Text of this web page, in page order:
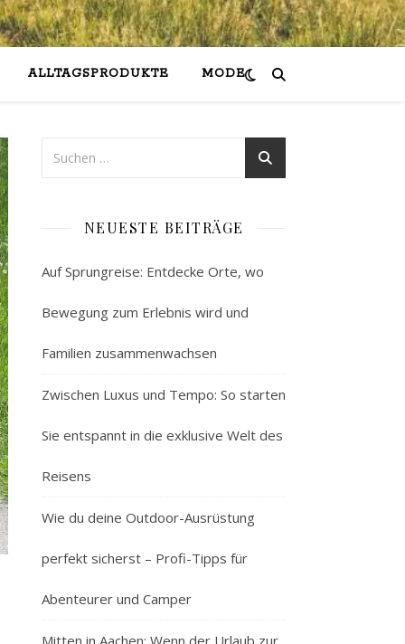
ALLTAGSPRODUKTE MODE
NEUESTE BEITRÄGE
Auf Sprungreise: Entdecke Orte, wo
Bewegung zum Erlebnis wird und
Familien zusammenwachsen
Zwischen Luxus und Tempo: So starten
Sie entspannt in die exklusive Welt des
Reisens
Wie du deine Outdoor-Ausrüstung
perfekt sicherst – Profi-Tipps für
Abenteurer und Camper
Mitten in Aachen: Wenn der Urlaub zur